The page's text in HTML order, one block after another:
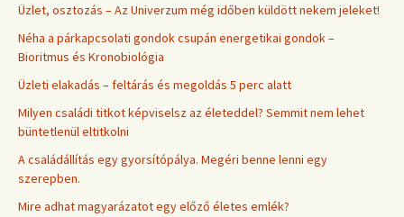
Üzlet, osztozás – Az Univerzum még időben küldött nekem jeleket!
Néha a párkapcsolati gondok csupán energetikai gondok –
Bioritmus és Kronobiológia
Üzleti elakadás – feltárás és megoldás 5 perc alatt
Milyen családi titkot képviselsz az életeddel? Semmit nem lehet
büntetlenül eltitkolni
A családállítás egy gyorsítópálya. Megéri benne lenni egy
szerepben.
Mire adhat magyarázatot egy előző életes emlék?